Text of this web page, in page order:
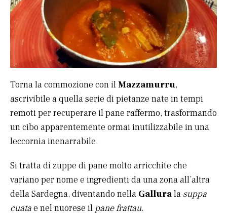
Torna la commozione con ilMazzamurru,
ascrivibile a quella serie di pietanze nate in tempi
remoti per recuperare il pane raffermo, trasformando
un cibo apparentemente ormai inutilizzabile in una
leccornia inenarrabile.
Si tratta di zuppe di pane molto arricchite che
variano per nome e ingredienti da una zona all’altra
della Sardegna, diventando nella Gallurala suppa
cuatae nel nuorese il pane frattau.